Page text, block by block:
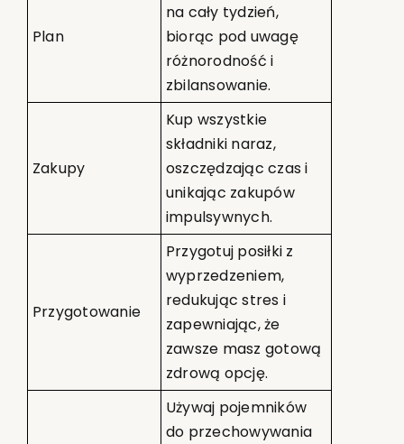
Plan
na cały tydzień,
biorąc pod uwagę
różnorodność i
zbilansowanie.
Zakupy
Kup wszystkie
składniki naraz,
oszczędzając czas i
unikając zakupów
impulsywnych.
Przygotowanie
Przygotuj posiłki z
wyprzedzeniem,
redukując stres i
zapewniając, że
zawsze masz gotową
zdrową opcję.
Używaj pojemników
do przechowywania